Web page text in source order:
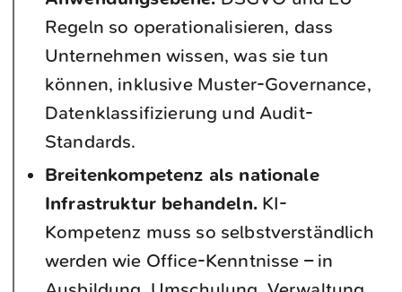
Regeln so operationalisieren, dass
Unternehmen wissen, was sie tun
können, inklusive Muster-Governance,
Datenklassifizierung und Audit-
Standards.
Breitenkompetenz als nationale
Infrastruktur behandeln.KI-
Kompetenz muss so selbstverständlich
werden wie Office-Kenntnisse – in